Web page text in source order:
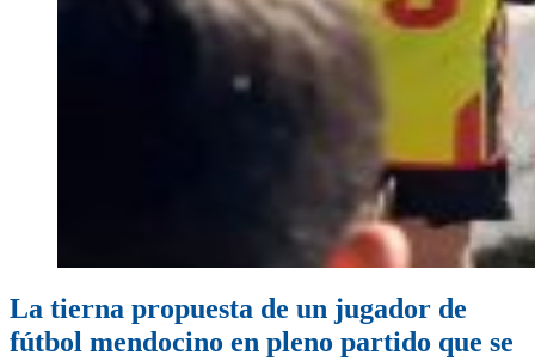
La tierna propuesta de un jugador de
fútbol mendocino en pleno partido que se